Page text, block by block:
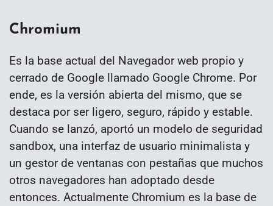
Chromium
Es la base actual del Navegador web propio y
cerrado de Google llamado Google Chrome. Por
ende, es la versión abierta del mismo, que se
destaca por ser ligero, seguro, rápido y estable.
Cuando se lanzó, aportó un modelo de seguridad
sandbox, una interfaz de usuario minimalista y
un gestor de ventanas con pestañas que muchos
otros navegadores han adoptado desde
entonces. Actualmente Chromium es la base de